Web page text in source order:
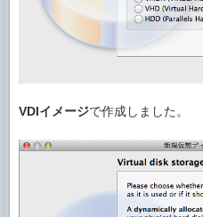
VDIイメージで作成しました。